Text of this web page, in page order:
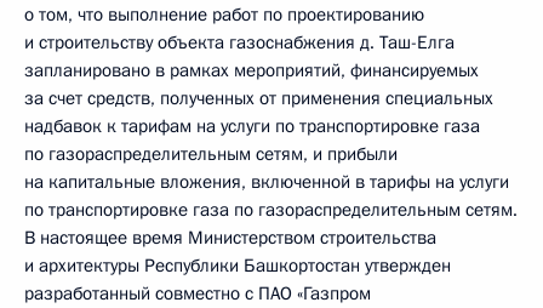
о том, что выполнение работ по проектированию
и строительству объекта газоснабжения д. Таш-Елга
запланировано в рамках мероприятий, финансируемых
за счет средств, полученных от применения специальных
надбавок к тарифам на услуги по транспортировке газа
по газораспределительным сетям, и прибыли
на капитальные вложения, включенной в тарифы на услуги
по транспортировке газа по газораспределительным сетям.
В настоящее время Министерством строительства
и архитектуры Республики Башкортостан утвержден
разработанный совместно с ПАО «Газпром